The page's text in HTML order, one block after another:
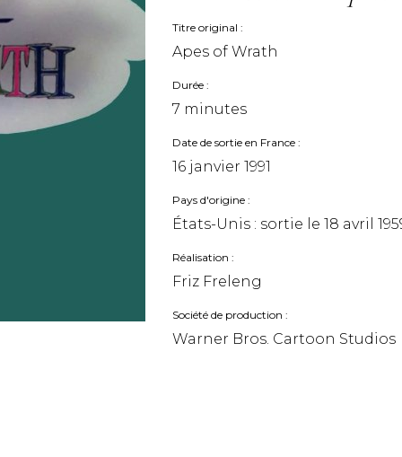
Titre original
Apes of Wrath
Durée
7 minutes
Date de sortie en France
16 janvier 1991
Pays d'origine
États-Unis : sortie le 18 avril
Réalisation
Friz Freleng
Société de production
Warner Bros. Cartoon Studios